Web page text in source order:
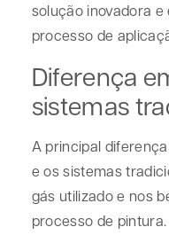
solução inovadora
processo de
Diferença
sistemas
A principal
e os sistemas
gás utilizado e nos
processo de